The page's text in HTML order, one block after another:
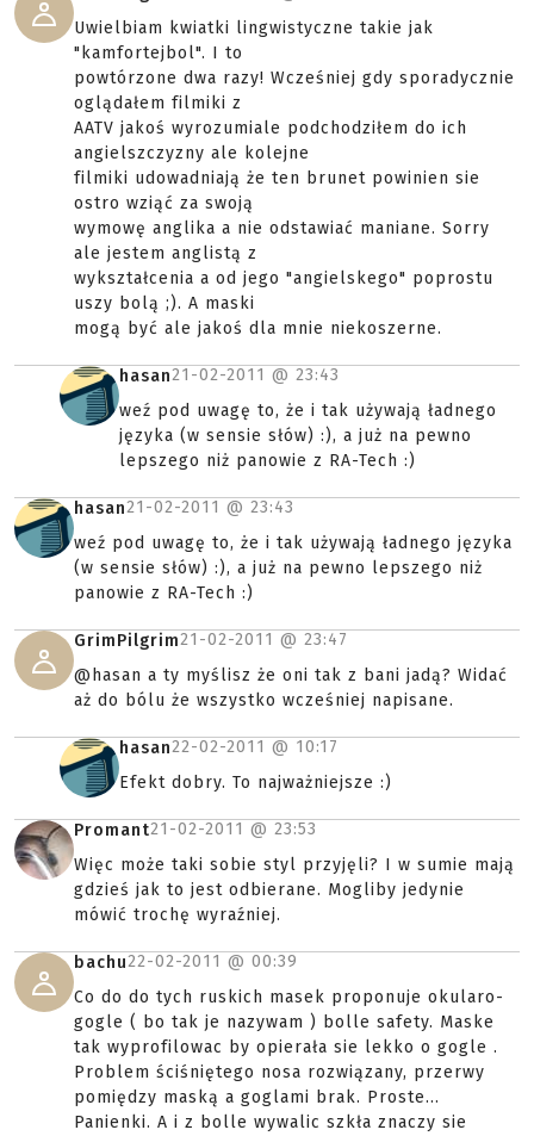
Uwielbiam kwiatki lingwistyczne takie jak
"kamfortejbol". I to
powtórzone dwa razy! Wcześniej gdy sporadycznie
oglądałem filmiki z
AATV jakoś wyrozumiale podchodziłem do ich
angielszczyzny ale kolejne
filmiki udowadniają że ten brunet powinien sie
ostro wziąć za swoją
wymowę anglika a nie odstawiać maniane. Sorry
ale jestem anglistą z
wykształcenia a od jego "angielskego" poprostu
uszy bolą ;). A maski
mogą być ale jakoś dla mnie niekoszerne.
hasan21-02-2011 @ 23:43
weź pod uwagę to, że i tak używają ładnego
języka (w sensie słów) :), a już na pewno
lepszego niż panowie z RA-Tech :)
hasan21-02-2011 @ 23:43
weź pod uwagę to, że i tak używają ładnego języka
(w sensie słów) :), a już na pewno lepszego niż
panowie z RA-Tech :)
GrimPilgrim21-02-2011 @ 23:47
@hasan a ty myślisz że oni tak z bani jadą? Widać
aż do bólu że wszystko wcześniej napisane.
hasan22-02-2011 @ 10:17
Efekt dobry. To najważniejsze :)
Promant21-02-2011 @ 23:53
Więc może taki sobie styl przyjęli? I w sumie mają
gdzieś jak to jest odbierane. Mogliby jedynie
mówić trochę wyraźniej.
bachu22-02-2011 @ 00:39
Co do do tych ruskich masek proponuje okularo-
gogle ( bo tak je nazywam ) bolle safety. Maske
tak wyprofilowac by opierała sie lekko o gogle .
Problem ściśniętego nosa rozwiązany, przerwy
pomiędzy maską a goglami brak. Proste...
Panienki. A i z bolle wywalic szkła znaczy sie